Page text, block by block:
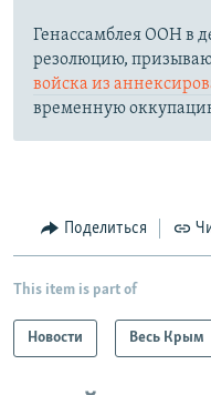
Генассамблея ООН в
резолюцию,
войска из
временную
Поделиться
This item is part of
Новости Весь Крым